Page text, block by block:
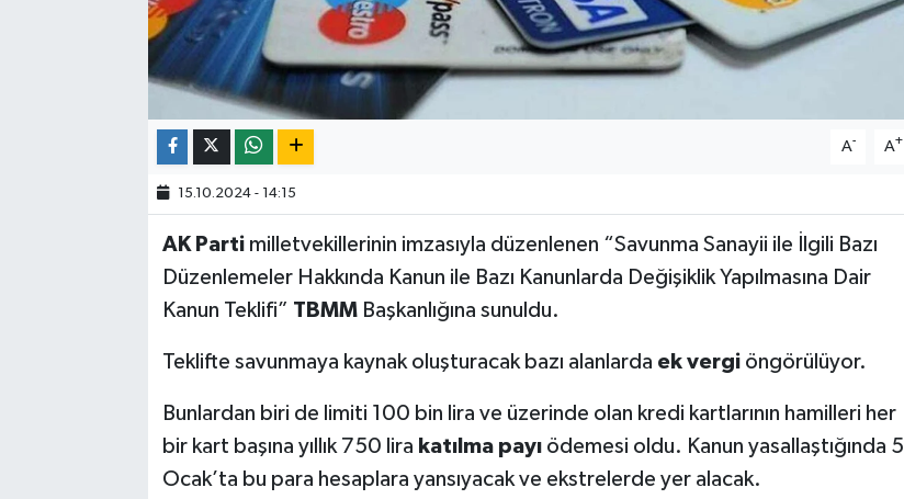
A- A+
15.10.2024 - 14:15
AK Partimilletvekillerinin imzasıyla düzenlenen “Savunma Sanayii ile İlgili Bazı
Düzenle­meler Hakkında Kanun ile Ba­zı Kanunlarda Değişiklik Ya­pılmasına Dair
Kanun Teklifi” TBMMBaşkanlığına sunuldu.
Teklifte savunmaya kaynak oluşturacak bazı alanlarda ek vergiöngörülüyor.
Bunlardan biri de limi­ti 100 bin lira ve üzerinde olan kredi kartlarının hamilleri her
bir kart başına yıllık 750 lira katılma payı ödemesi oldu. Kanun yasallaştığında 5
Ocak’ta bu para hesaplara yansıyacak ve ekstrelerde yer alacak.